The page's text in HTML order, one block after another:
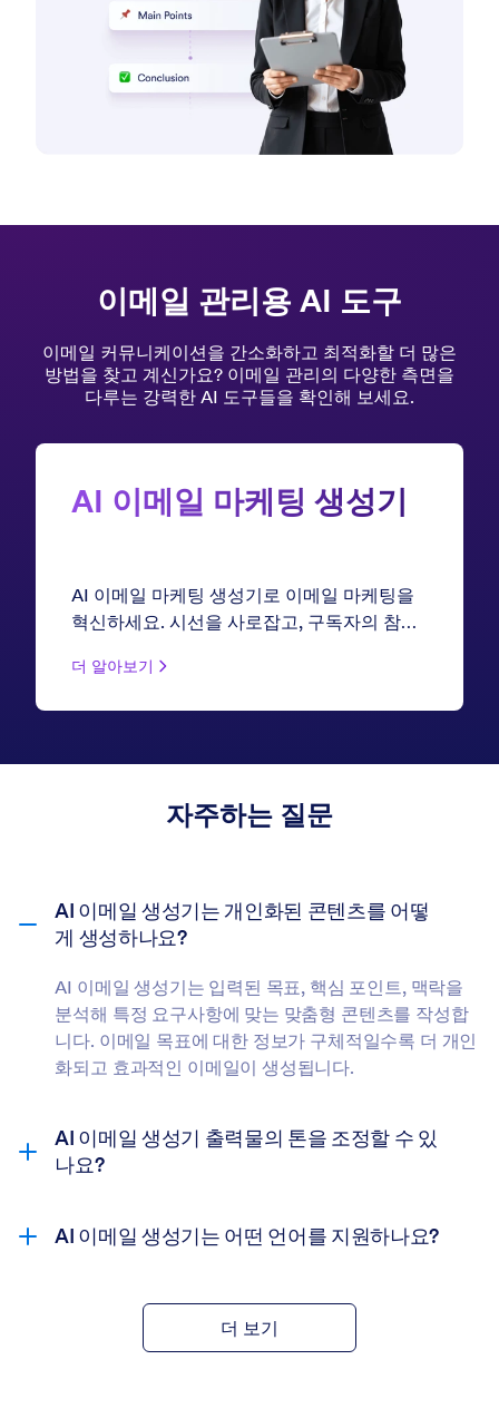
이메일 관리용 AI 도구
이메일 커뮤니케이션을 간소화하고 최적화할 더 많은
방법을 찾고 계신가요? 이메일 관리의 다양한 측면을
다루는 강력한 AI 도구들을 확인해 보세요.
AI 이메일 마케팅 생성기
AI 이메일 마케팅 생성기로 이메일 마케팅을
혁신하세요. 시선을 사로잡고, 구독자의 참여
레터, 프로모션 캠페인, 자동화된 시퀀스를 단
더 알아보기
자주하는 질문
AI 이메일 생성기는 개인화된 콘텐츠를 어떻
게 생성하나요?
AI 이메일 생성기는 입력된 목표, 핵심 포인트, 맥락을
분석해 특정 요구사항에 맞는 맞춤형 콘텐츠를 작성합
니다. 이메일 목표에 대한 정보가 구체적일수록 더 개인
화되고 효과적인 이메일이 생성됩니다.
AI 이메일 생성기 출력물의 톤을 조정할 수 있
나요?
AI 이메일 생성기는 어떤 언어를 지원하나요?
더 보기